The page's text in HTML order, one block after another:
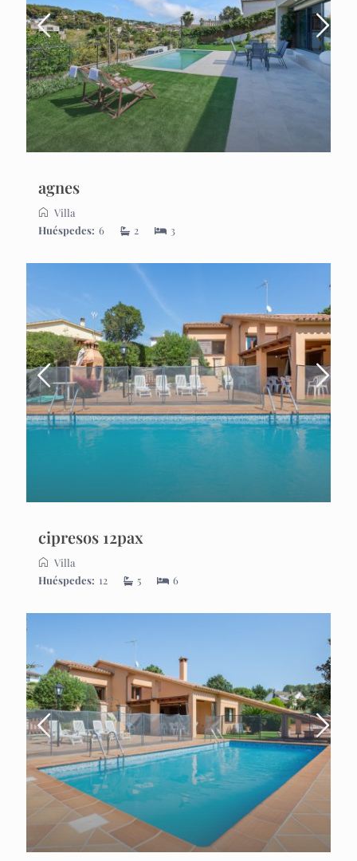
agnes
Villa
Huéspedes: 6 2 3
cipresos 12pax
Villa
Huéspedes: 12 5 6